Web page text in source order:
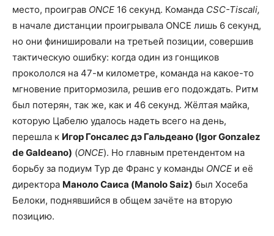
место, проиграв ONCE 16 секунд. Команда CSC-Tiscali,
в начале дистанции проигрывала ONCE лишь 6 секунд,
но они финишировали на третьей позиции, совершив
тактическую ошибку: когда один из гонщиков
прокололся на 47-м километре, команда на какое-то
мгновение притормозила, решив его подождать. Ритм
был потерян, так же, как и 46 секунд. Жёлтая майка,
которую Цабелю удалось надеть всего на день,
перешла к Игор Гонсалес дэ Гальдеано (Igor Gonzalez
de Galdeano) (ONCE). Но главным претендентом на
борьбу за подиум Тур де Франс у команды ONCE и её
директора Маноло Саиса (Manolo Saiz) был Хосеба
Белоки, поднявшийся в общем зачёте на вторую
позицию.